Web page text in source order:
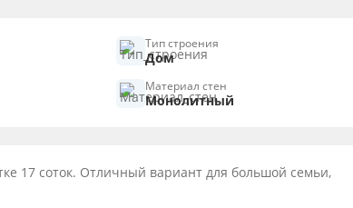
Тип строения
Дом
Материал стен
Монолитный
17 соток. Отличный вариант для большой семьи,